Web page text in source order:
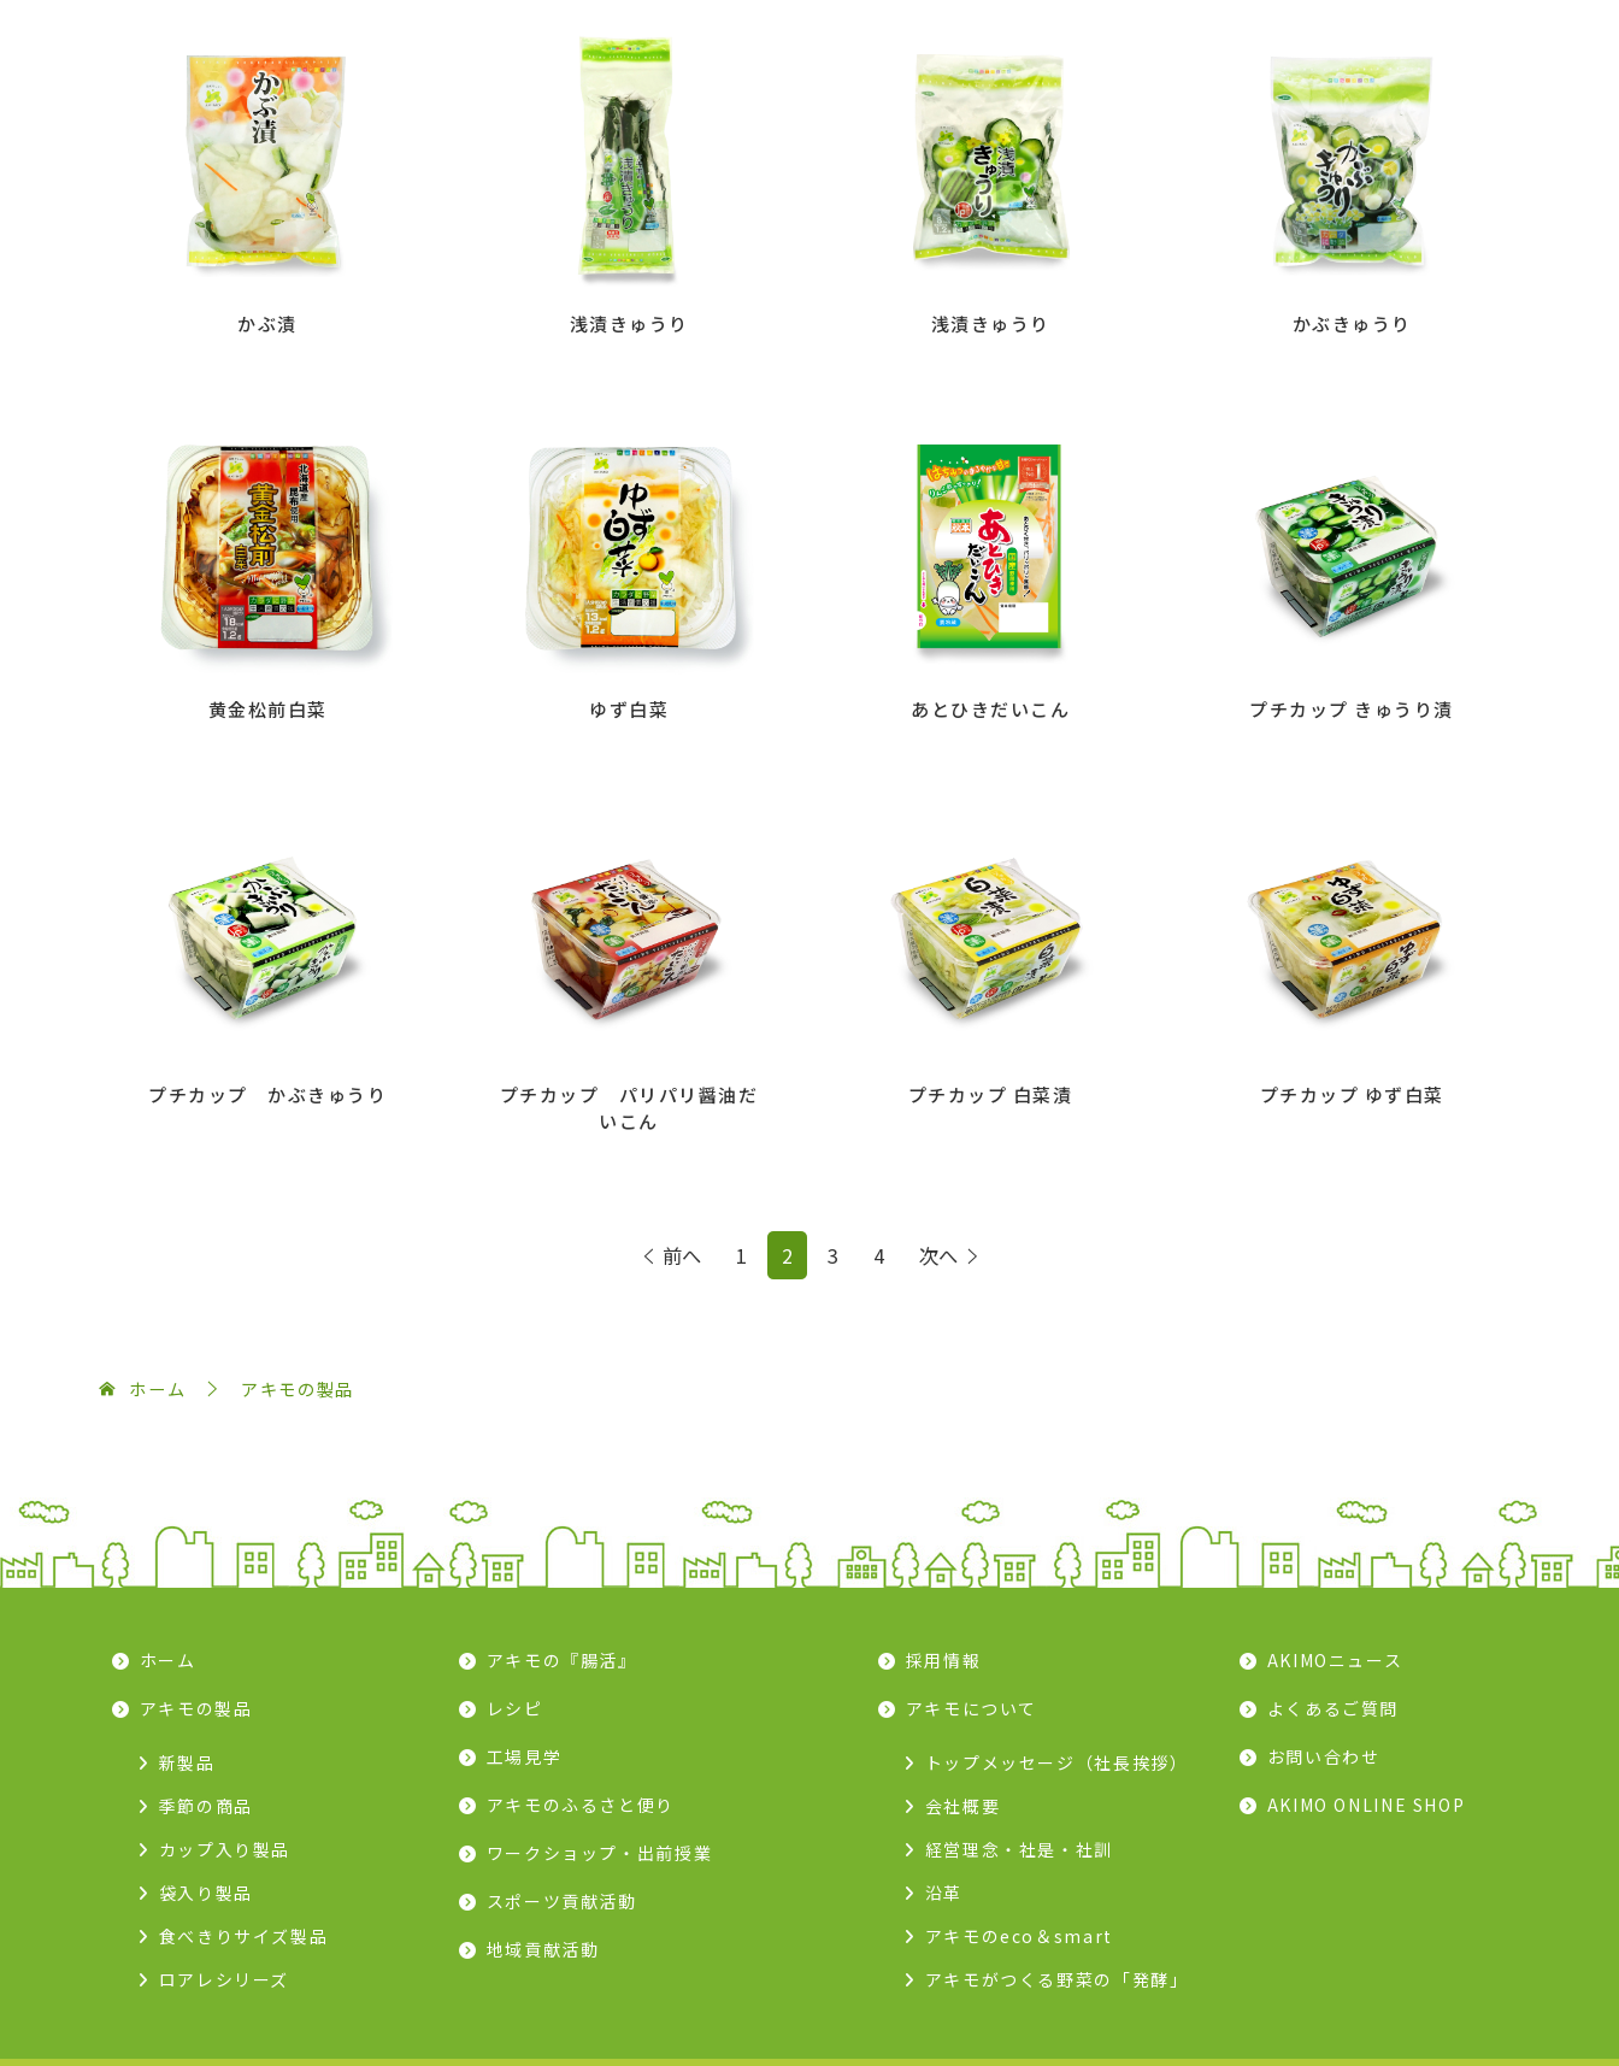
かぶ漬 浅漬きゅうり 浅漬きゅうり かぶきゅうり
黄金松前白菜 ゆず白菜 あとひきだいこん プチカップ きゅうり漬
プチカップ かぶきゅうり
プチカップ パリパリ醤油だ
いこん
プチカップ 白菜漬 プチカップ ゆず白菜
前へ 1 2 3 4 次へ
ホーム アキモの製品
ホーム
アキモの製品
新製品
季節の商品
カップ入り製品
袋入り製品
食べきりサイズ製品
ロアレシリーズ
アキモの『腸活』
レシピ
工場見学
アキモのふるさと便り
ワークショップ・出前授業
スポーツ貢献活動
地域貢献活動
採用情報
アキモについて
トップメッセージ（社長挨拶）
会社概要
経営理念・社是・社訓
沿革
アキモのeco＆smart
アキモがつくる野菜の「発酵」
AKIMOニュース
よくあるご質問
お問い合わせ
AKIMO ONLINE SHOP